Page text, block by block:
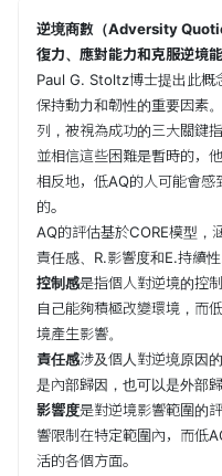
逆境商數（Adversity
復力、應對能力和克服逆境
Paul G. Stoltz博士提出此概
保持動力和韌性的重要因素
列，被視為成功的三大關鍵
並相信這些困難是暫時的，
相反地，低AQ的人可能會
的。
AQ的評估基於CORE模型，
責任感、R.影響度和E.持續性
控制感是指個人對逆境的控
自己能夠積極改變環境，而
境產生影響。
責任感涉及個人對逆境原因
是內部歸因，也可以是外部歸
影響度是對逆境影響範圍的
響限制在特定範圍內，而低
活的各個方面。